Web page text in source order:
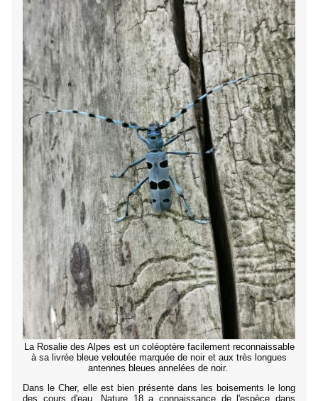
La Rosalie des Alpes est un coléoptère facilement reconnaissable
à sa livrée bleue veloutée marquée de noir et aux très longues
antennes bleues annelées de noir.
Dans le Cher, elle est bien présente dans les boisements le long
des cours d'eau. Nature 18 a connaissance de l'espèce dans